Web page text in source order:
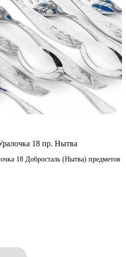
18 пр. Нытва
18 Добросталь (Нытва) предметов